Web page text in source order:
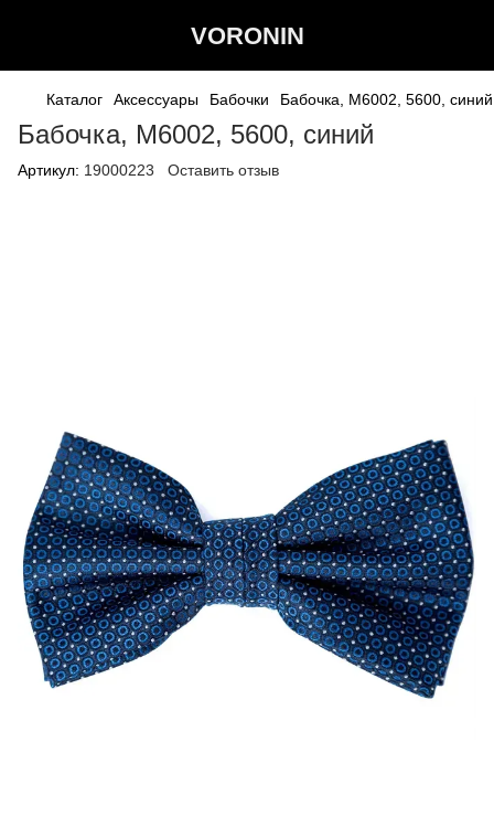
VORONIN
Каталог Аксессуары Бабочки Бабочка, М6002, 5600, синий
Бабочка, М6002, 5600, синий
Артикул: 19000223 Оставить отзыв